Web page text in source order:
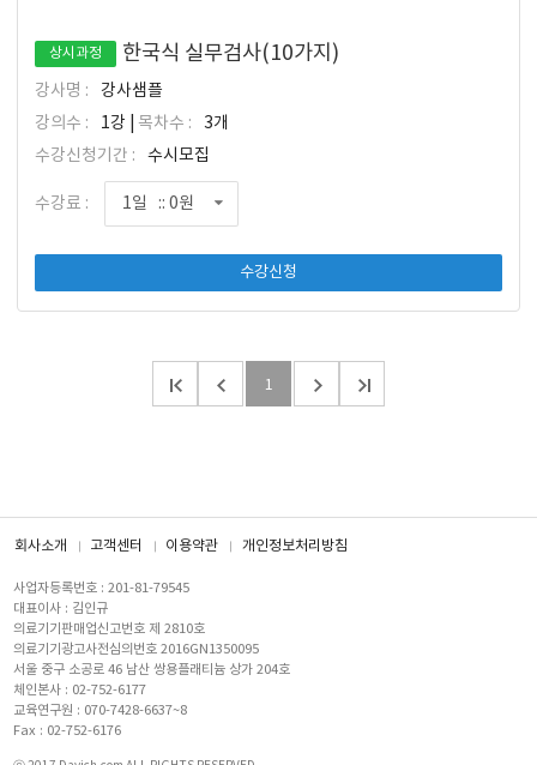
상시과정 한국식 실무검사(10가지)
강사명 :
강사샘플
강의수 :
1강 | 목차수 :
3개
수강신청기간 :
수시모집
수강료 : 1일 :: 0원
수강신청
1
회사소개 고객센터 이용약관 개인정보처리방침
사업자등록번호 : 201-81-79545
대표이사 : 김인규
의료기기판매업신고번호 제 2810호
의료기기광고사전심의번호 2016GN1350095
서울 중구 소공로 46 남산 쌍용플래티늄 상가 204호
체인본사 : 02-752-6177
교육연구원 : 070-7428-6637~8
Fax : 02-752-6176